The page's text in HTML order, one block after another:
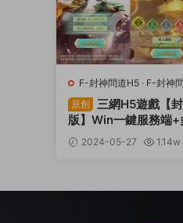
F-封神問道H5 · F-封神
頁遊服務端
原創
三網H5遊戲【
版】Win一鍵服務端+
後台+視頻架設教程
2024-05-27 1.14w